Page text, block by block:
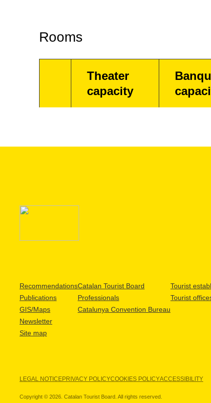
Rooms
Theater
capacity
Recommendations
Publications
GIS/Maps
Newsletter
Site map
Catalan Tourist Board
Professionals
Catalunya Convention Bureau
Tourist
Tourist
LEGAL NOTICEPRIVACY POLICYCOOKIES POLICYACCESSIBILITY
Copyright © 2026. Catalan Tourist Board. All rights reserved.